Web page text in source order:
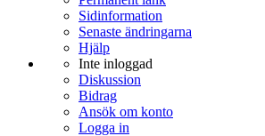
Sidinformation
Senaste ändringarna
Hjälp
Inte inloggad
Diskussion
Bidrag
Ansök om konto
Logga in